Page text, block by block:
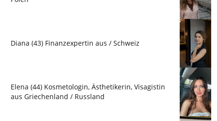
Diana (43) Finanzexpertin aus / Schweiz
Elena (44) Kosmetologin, Ästhetikerin, Visagistin
aus Griechenland / Russland